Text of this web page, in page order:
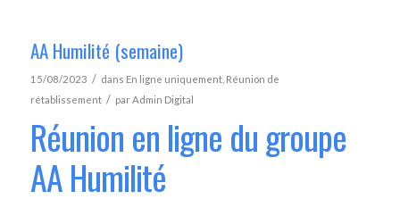
AA Humilité (semaine)
15/08/2023 / dans En ligne uniquement, Réunion de
rétablissement / parAdmin Digital
Réunion en ligne du groupe
AA Humilité